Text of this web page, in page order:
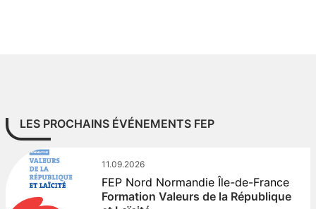
LES PROCHAINS ÉVÉNEMENTS FEP
11.09.2026
FEP Nord Normandie Île-de-France
Formation Valeurs de la République